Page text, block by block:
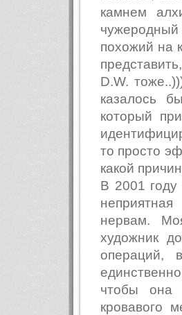
камнем
чужеродный
похожий на
D.W.
казалось
который
то просто
какой
В 2001
нервам.
художник
операций,
чтобы она
кровавого